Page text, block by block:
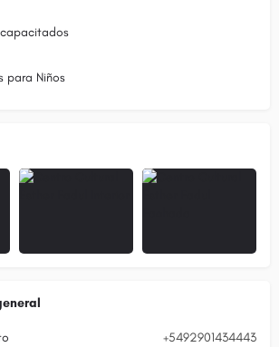
para Niños
+5492901434443